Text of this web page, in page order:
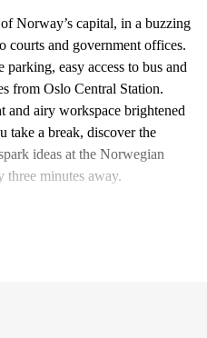
Norway’s capital, in a buzzing
courts and government offices.
parking, easy access to bus and
from Oslo Central Station.
and airy workspace brightened
take a break, discover the
ideas at the Norwegian
minutes away.